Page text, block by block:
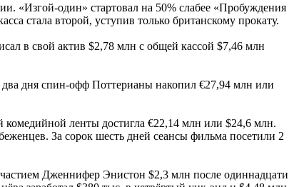
«Изгой-один» стартовал на 50% слабее «Пробуждения
стала второй, уступив только британскому прокату.
в свой актив $2,78 млн с общей кассой $7,46 млн
два дня спин-офф Поттерианы накопил €27,94 млн или
комедийной ленты достигла €22,14 млн или $24,6 млн.
За сорок шесть дней сеансы фильма посетили 2
Дженнифер Энистон $2,3 млн после одиннадцати